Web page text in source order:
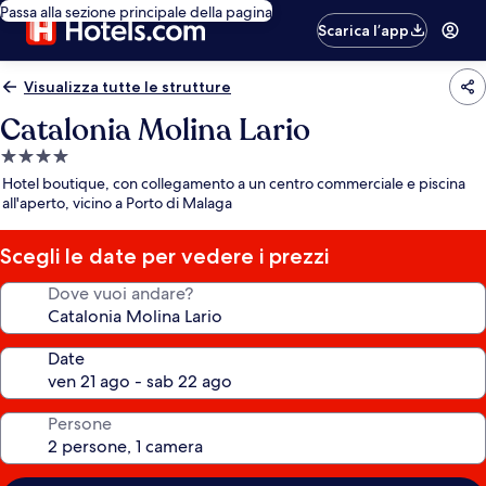
Passa alla sezione principale della pagina
Scarica l’app
Visualizza tutte le strutture
Catalonia Molina Lario
Struttura
a
4.0
stelle
Hotel boutique, con collegamento a un centro commerciale e piscina
all'aperto, vicino a Porto di Malaga
Scegli le date per vedere i prezzi
Dove vuoi andare?
Date
Persone